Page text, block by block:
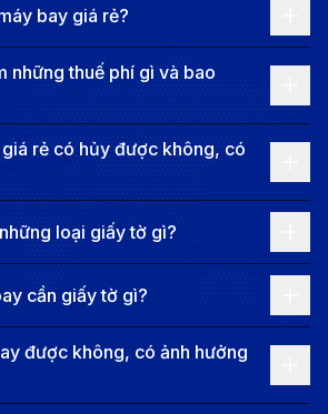
công trình kiến trúc độc đáo
và Cung điện Zwinger.
tiếng với cảnh quan dọc sông Elbe
cho các chuyến tham quan và
trung tâm văn hóa nghệ thuật
với nhiều bảo tàng danh tiếng
Masters và Bảo tàng Grünes
những kiệt tác nghệ thuật và báu
Dresden còn tổ chức nhiều lễ hội
kiện âm nhạc đặc sắc, thu hút du
thế giới. Với sự kết hợp hoàn
bay giá rẻ?
những thuế phí gì và bao
rẻ có hủy được không, có
loại giấy tờ gì?
cần giấy tờ gì?
được không, có ảnh hưởng